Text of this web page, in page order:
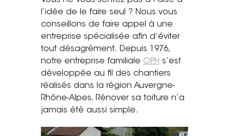
l’idée de le faire seul ? Nous vous
conseillons de faire appel à une
entreprise spécialisée afin d’éviter
tout désagrément. Depuis 1976,
notre entreprise familiale OPH s’est
développée au fil des chantiers
réalisés dans la région Auvergne-
Rhône-Alpes. Rénover sa toiture n’a
jamais été aussi simple.